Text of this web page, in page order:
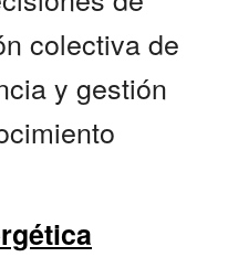
colectiva de
y gestión